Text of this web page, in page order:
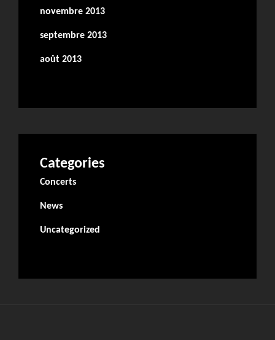
novembre 2013
septembre 2013
août 2013
Categories
Concerts
News
Uncategorized